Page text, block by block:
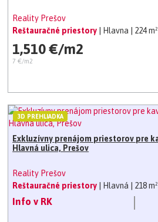
Reality Prešov
Reštauračné priestory
| Hlavna | 224 m²
1,510 €/m2
7 €/m2
Exkluzívny prenájom priestorov pre
Hlavná ulica, Prešov
Reality Prešov
Reštauračné priestory
| Hlavná | 218 m²
Info v RK
3D PREHLIADKA